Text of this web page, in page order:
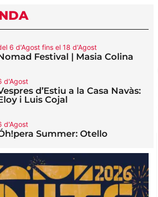
6 d'Agost fins el 18 d'Agost
Festival | Masia Colina
d'Agost
d’Estiu a la Casa Navàs:
i Luis Cojal
d'Agost
Summer: Otello